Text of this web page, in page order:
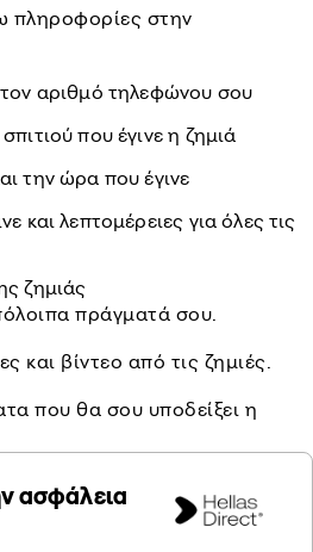
πληροφορίες στην
αριθμό τηλεφώνου σου
που έγινε η ζημιά
την ώρα που έγινε
και λεπτομέρειες για όλες τις
ζημιάς
πράγματά σου.
και βίντεο από τις ζημιές.
που θα σου υποδείξει η
ασφάλεια